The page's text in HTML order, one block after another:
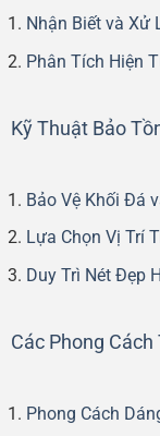
Nhận Biết và Xử
Phân Tích Hiện
Kỹ Thuật Bảo
Bảo Vệ Khối Đá
Lựa Chọn Vị Trí
Duy Trì Nét Đẹp
Các Phong
Phong Cách